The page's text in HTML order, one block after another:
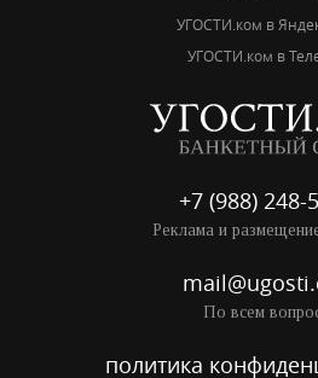
УГОСТИ.ком в
УГОСТИ.ком в
+7 (988) 248-
Реклама и
По всем
политика